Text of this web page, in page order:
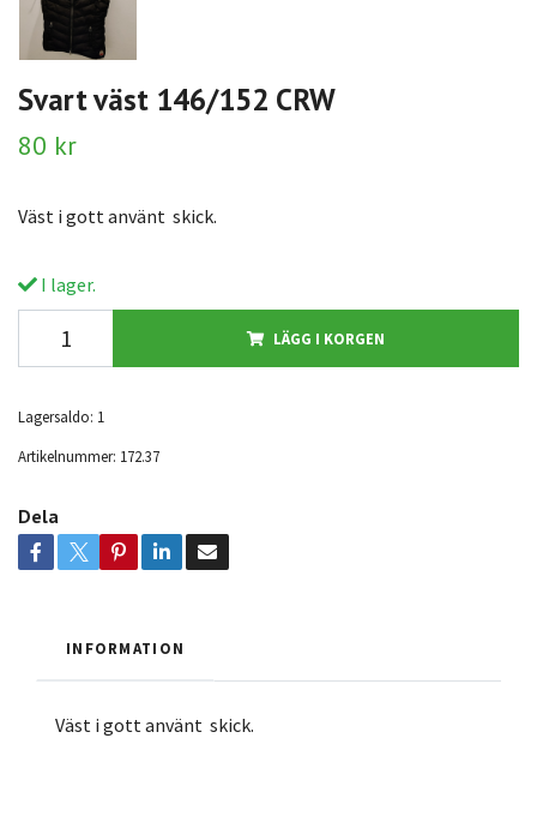
Svart väst 146/152 CRW
80 kr
Väst i gott använt skick.
I lager.
LÄGG I KORGEN
Lagersaldo: 1
Artikelnummer: 172.37
Dela
INFORMATION
Väst i gott använt skick.